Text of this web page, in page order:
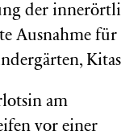
der
Ausnahme